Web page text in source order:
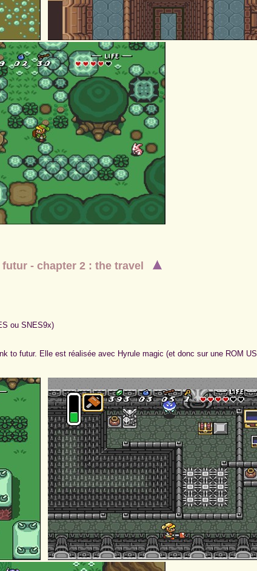
futur - chapter 2 : the travel
ou SNES9x)
to futur. Elle est réalisée avec Hyrule magic (et donc sur une ROM